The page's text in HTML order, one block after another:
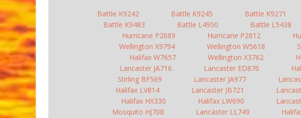
Battle K9242 Battle K9245 Battle K9271
Battle K9483
Battle L4950 Battle L5438
Hurricane P2689
Hurricane P2812
Wellington X9794
Wellington W5618
Halifax W7657
Wellington X3762
Lancaster JA716
Lancaster ED876
Stirling BF569
Lancaster JA977
Halifax LV814
Lancaster JB721
Halifax HX330
Halifax LW690
Mosquito HJ708
Lancaster LL749